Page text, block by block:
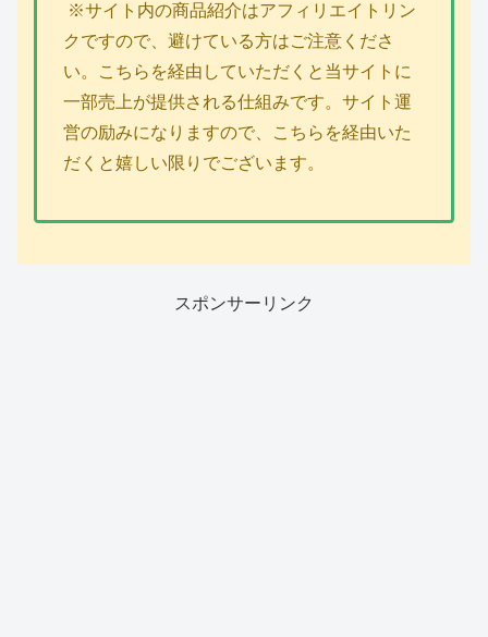
※サイト内の商品紹介はアフィリエイトリン
クですので、避けている方はご注意くださ
い。こちらを経由していただくと当サイトに
一部売上が提供される仕組みです。サイト運
営の励みになりますので、こちらを経由いた
だくと嬉しい限りでございます。
スポンサーリンク